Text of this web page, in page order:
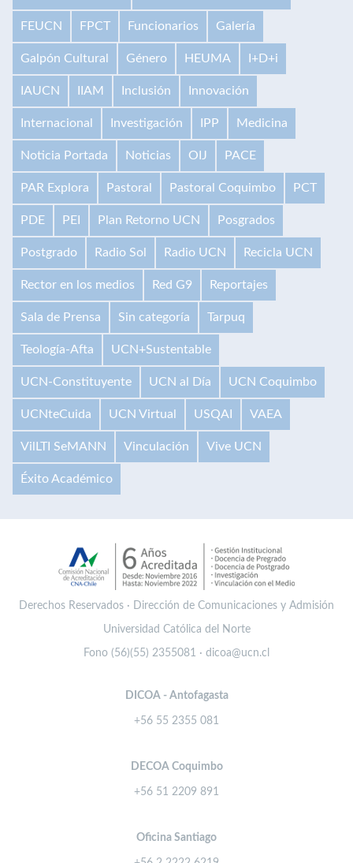
FEUCN FPCT Funcionarios Galería
Galpón Cultural Género HEUMA I+D+i
IAUCN IIAM Inclusión Innovación
Internacional Investigación IPP Medicina
Noticia Portada Noticias OIJ PACE
PAR Explora Pastoral Pastoral Coquimbo PCT
PDE PEI Plan Retorno UCN Posgrados
Postgrado Radio Sol Radio UCN Recicla UCN
Rector en los medios Red G9 Reportajes
Sala de Prensa Sin categoría Tarpuq
Teología-Afta UCN+Sustentable
UCN-Constituyente UCN al Día UCN Coquimbo
UCNteCuida UCN Virtual USQAI VAEA
VilLTI SeMANN Vinculación Vive UCN
Éxito Académico
Derechos Reservados · Dirección de Comunicaciones y Admisión
Universidad Católica del Norte
Fono (56)(55) 2355081 · dicoa@ucn.cl
DICOA - Antofagasta
+56 55 2355 081
DECOA Coquimbo
+56 51 2209 891
Oficina Santiago